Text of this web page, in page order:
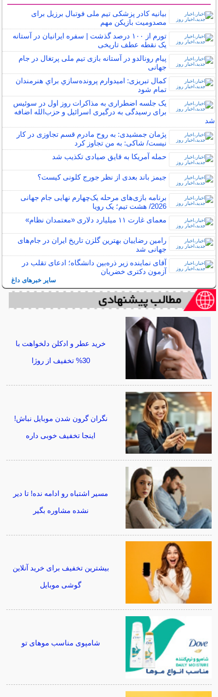
بیانیه کادر پزشکی تیم ملی فوتبال برزیل برای
مصدومیت بازیکن مهم
تورم از ۱۰۰ درصد گذشت | سفره ایرانیان در آستانه
یک نقطه عطف تاریخی
پیام رونالدو در آستانه بازی تیم ملی پرتغال در جام
جهانی
كمال تبريزی: اميدوارم پرونده‌سازي براي هنرمندان
تمام شود
یک جلسه اضطراری به مذاکرات روز اول در سوئیس
برای رسیدگی به درگیری اسرائیل و حزب‌الله اضافه
شد
پژمان جمشیدی: به روح مادرم قسم تجاوزی در کار
نیست/ شاکی: به من تجاوز کرد
حمله آمریکا به قایق صیادی تکذیب شد
جیمز باند بعدی از نظر جورج کلونی کیست؟
برنامه بازی‌های مرحله یک‌چهارم نهایی جام جهانی
2026/ هشت تیم؛ یک رویا
معمای غارت ۱۱ میلیارد دلاری «معتمدان نظام»
رامین رضاییان بهترین گلزن تاریخ ایران در جام‌های
جهانی شد
آقای نماینده زیر ذره‌بین دانشگاه؛ ادعای تقلب در
آزمون دکتری خضریان
سایر خبرهای داغ
خرید عطر و ادکلن دلخواهت با
30% تخفیف از روژا
نگران گرون شدن موبایل نباش!
اینجا تخفیف خوبی داره
مسیر اشتباه رو ادامه نده! تا دیر
نشده مشاوره بگیر
بیشترین تخفیف برای خرید آنلاین
گوشی موبایل
شامپوی مناسب موهای تو